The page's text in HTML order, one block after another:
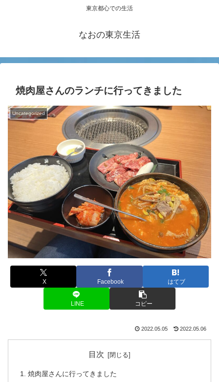
東京都心での生活
なおの東京生活
焼肉屋さんのランチに行ってきました
Uncategorized
X Facebook はてブ
LINE コピー
2022.05.05 2022.05.06
目次
焼肉屋さんに行ってきました